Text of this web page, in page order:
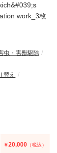
虫・害獣駆除
替え
￥20,000 （税込）